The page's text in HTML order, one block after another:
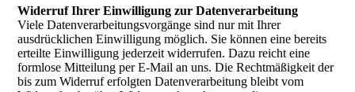
Widerruf Ihrer Einwilligung zur Datenverarbeitung
Viele Datenverarbeitungsvorgänge sind nur mit Ihrer
ausdrücklichen Einwilligung möglich. Sie können eine bereits
erteilte Einwilligung jederzeit widerrufen. Dazu reicht eine
formlose Mitteilung per E-Mail an uns. Die Rechtmäßigkeit der
bis zum Widerruf erfolgten Datenverarbeitung bleibt vom